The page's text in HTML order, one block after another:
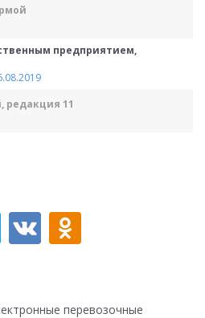
предприятием,
редакция 11
перевозочные